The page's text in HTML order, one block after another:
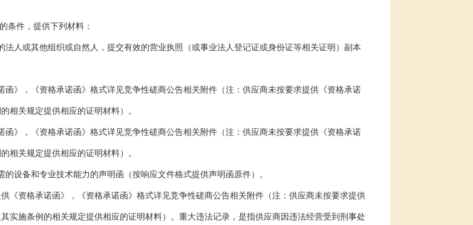
条件，提供下列材料：
人或其他组织或自然人，提交有效的营业执照（或事业法人登记证或身份证等相关证明）副本
》，《资格承诺函》格式详见竞争性磋商公告相关附件（注：供应商未按要求提供《资格承诺
相关规定提供相应的证明材料）。
》，《资格承诺函》格式详见竞争性磋商公告相关附件（注：供应商未按要求提供《资格承诺
相关规定提供相应的证明材料）。
设备和专业技术能力的声明函（按响应文件格式提供声明函原件）。
《资格承诺函》，《资格承诺函》格式详见竞争性磋商公告相关附件（注：供应商未按要求提供
实施条例的相关规定提供相应的证明材料）。重大违法记录，是指供应商因违法经营受到刑事处